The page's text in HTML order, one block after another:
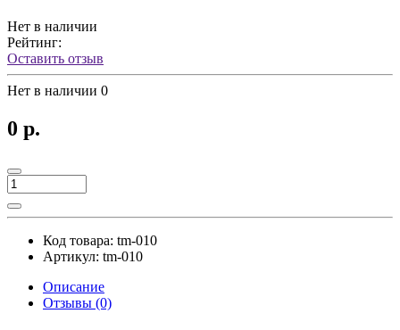
Нет в наличии
Рейтинг:
Оставить отзыв
Нет в наличии 0
0 р.
Код товара: tm-010
Артикул: tm-010
Описание
Отзывы (0)